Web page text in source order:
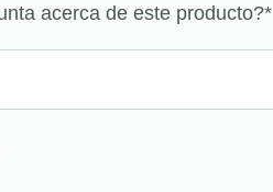
acerca de este producto?*